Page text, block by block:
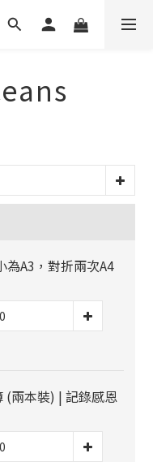
A3，對折兩次A4
(兩本裝) | 記錄感恩